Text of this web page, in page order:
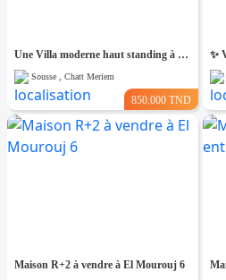
Une Villa moderne haut standing à Chatt Mariem Sousse Vue mer
Sousse , Chatt Meriem
850.000 TND
Maison R+2 à vendre à El Mourouj 6